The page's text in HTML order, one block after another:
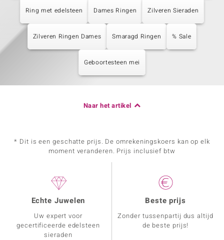
Ring met edelsteen Dames Ringen Zilveren Sieraden
Zilveren Ringen Dames Smaragd Ringen % Sale
Geboortesteen mei
Naar het artikel
* Dit is een geschatte prijs. De omrekeningskoers kan op elk
moment veranderen. Prijs inclusief btw
Echte Juwelen
Uw expert voor
gecertificeerde edelsteen
sieraden
Beste prijs
Zonder tussenpartij dus altijd
de beste prijs!